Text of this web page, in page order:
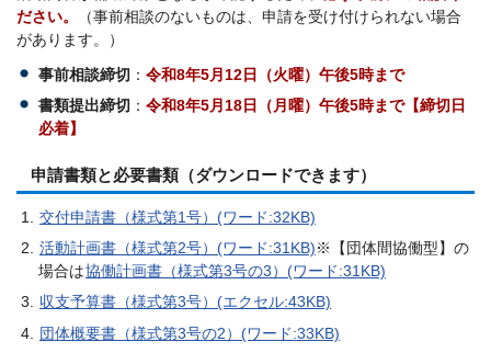
ださい。
（事前相談のないものは、申請を受け付けられない場合
があります。）
事前相談締切 ： 令和8年5月12日（火曜）午後5時まで
書類提出締切 ： 令和8年5月18日（月曜）午後5時まで【締切日
必着】
申請書類と必要書類（ダウンロードできます）
交付申請書（様式第1号）(ワード:32KB)
活動計画書（様式第2号）(ワード:31KB)※【団体間協働型】の
場合は協働計画書（様式第3号の3）(ワード:31KB)
収支予算書（様式第3号）(エクセル:43KB)
団体概要書（様式第3号の2）(ワード:33KB)